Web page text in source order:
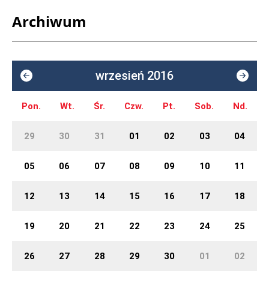
Archiwum
wrzesień 2016
Pon. Wt. Śr. Czw. Pt. Sob. Nd.
29 30 31 01 02 03 04
05 06 07 08 09 10 11
12 13 14 15 16 17 18
19 20 21 22 23 24 25
26 27 28 29 30 01 02